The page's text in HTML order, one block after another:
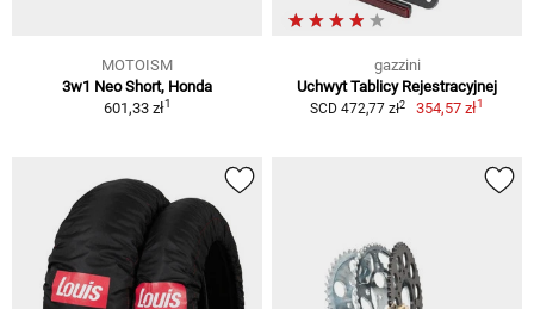
MOTOISM
3w1 Neo Short, Honda
601,33 zł1
gazzini
Uchwyt Tablicy Rejestracyjnej
SCD 472,77 zł2 354,57 zł1